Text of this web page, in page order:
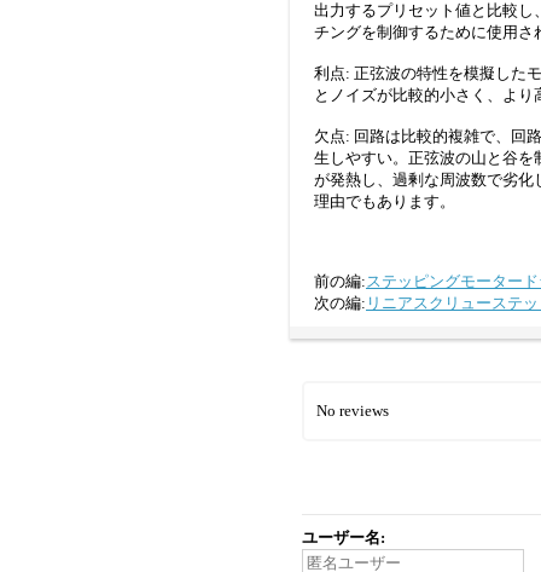
出力するプリセット値と比較
チングを制御するために使用さ
利点: 正弦波の特性を模擬した
とノイズが比較的小さく、よ
欠点: 回路は比較的複雑で、回
生しやすい。正弦波の山と谷
が発熱し、過剰な周波数で劣
理由でもあります。
前の編:ステッピングモーター
次の編: リニアスクリューステ
No reviews
ユーザー名: